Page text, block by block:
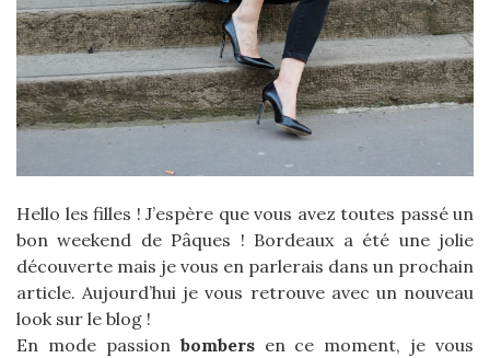
Hello les filles ! J’espère que vous avez toutes passé un
bon weekend de Pâques ! Bordeaux a été une jolie
découverte mais je vous en parlerais dans un prochain
article. Aujourd’hui je vous retrouve avec un nouveau
look sur le blog !
En mode passion bombersen ce moment, je vous